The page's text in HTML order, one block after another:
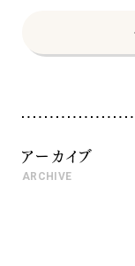
アーカイブ
ARCHIVE